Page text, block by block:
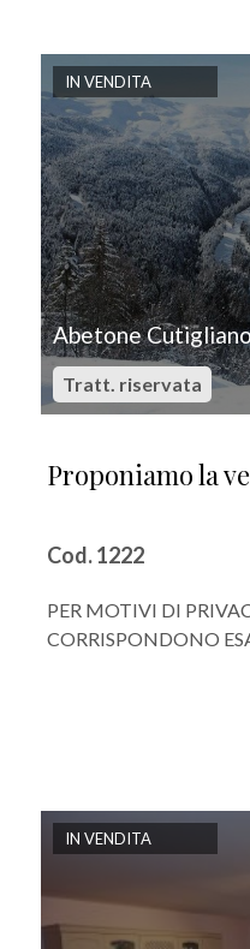
IN VENDITA
Abetone
Tratt. riservata
Proponiamo la
Cod. 1222
PER MOTIVI DI
CORRISPONDONO
IN VENDITA